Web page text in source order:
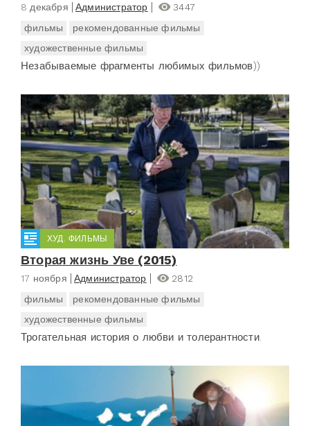
8 декабря Администратор
3447
фильмы
рекомендованные фильмы
художественные фильмы
Незабываемые фрагменты любимых фильмов))
ХУД. ФИЛЬМЫ
Вторая жизнь Уве (2015)
17 ноября Администратор
2812
фильмы
рекомендованные фильмы
художественные фильмы
Трогательная история о любви и толерантности.